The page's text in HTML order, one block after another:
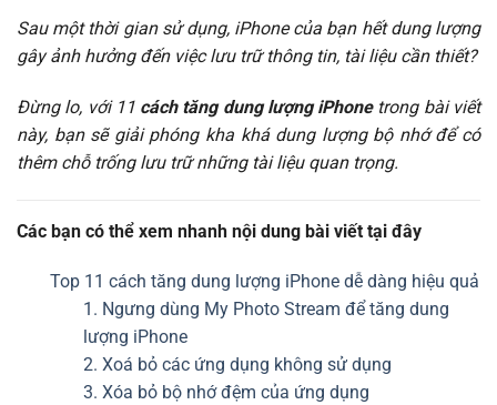
Sau một thời gian sử dụng, iPhone của bạn hết dung lượng
gây ảnh hưởng đến việc lưu trữ thông tin, tài liệu cần thiết?
Đừng lo, với 11 cách tăng dung lượng iPhonetrong bài viết
này, bạn sẽ giải phóng kha khá dung lượng bộ nhớ để có
thêm chỗ trống lưu trữ những tài liệu quan trọng.
Các bạn có thể xem nhanh nội dung bài viết tại đây
Top 11 cách tăng dung lượng iPhone dễ dàng hiệu quả
1. Ngưng dùng My Photo Stream để tăng dung
lượng iPhone
2. Xoá bỏ các ứng dụng không sử dụng
3. Xóa bỏ bộ nhớ đệm của ứng dụng